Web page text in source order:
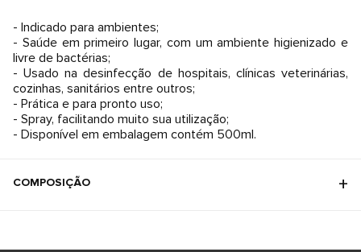
- Indicado para ambientes;
- Saúde em primeiro lugar, com um ambiente higienizado e
livre de bactérias;
- Usado na desinfecção de hospitais, clínicas veterinárias,
cozinhas, sanitários entre outros;
- Prática e para pronto uso;
- Spray, facilitando muito sua utilização;
- Disponível em embalagem contém 500ml.
COMPOSIÇÃO